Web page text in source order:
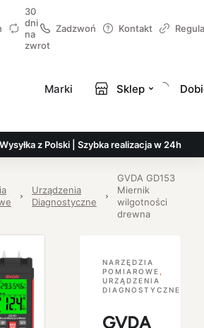
30
dni
na
zwrot
Zadzwoń Kontakt
Marki Sklep
z Polski | Szybka realizacja w 24h
Urządzenia
Diagnostyczne
GVDA GD153
Miernik
wilgotności
drewna
NARZĘDZIA
POMIAROWE
URZĄDZENIA
DIAGNOSTYCZNE
GVDA